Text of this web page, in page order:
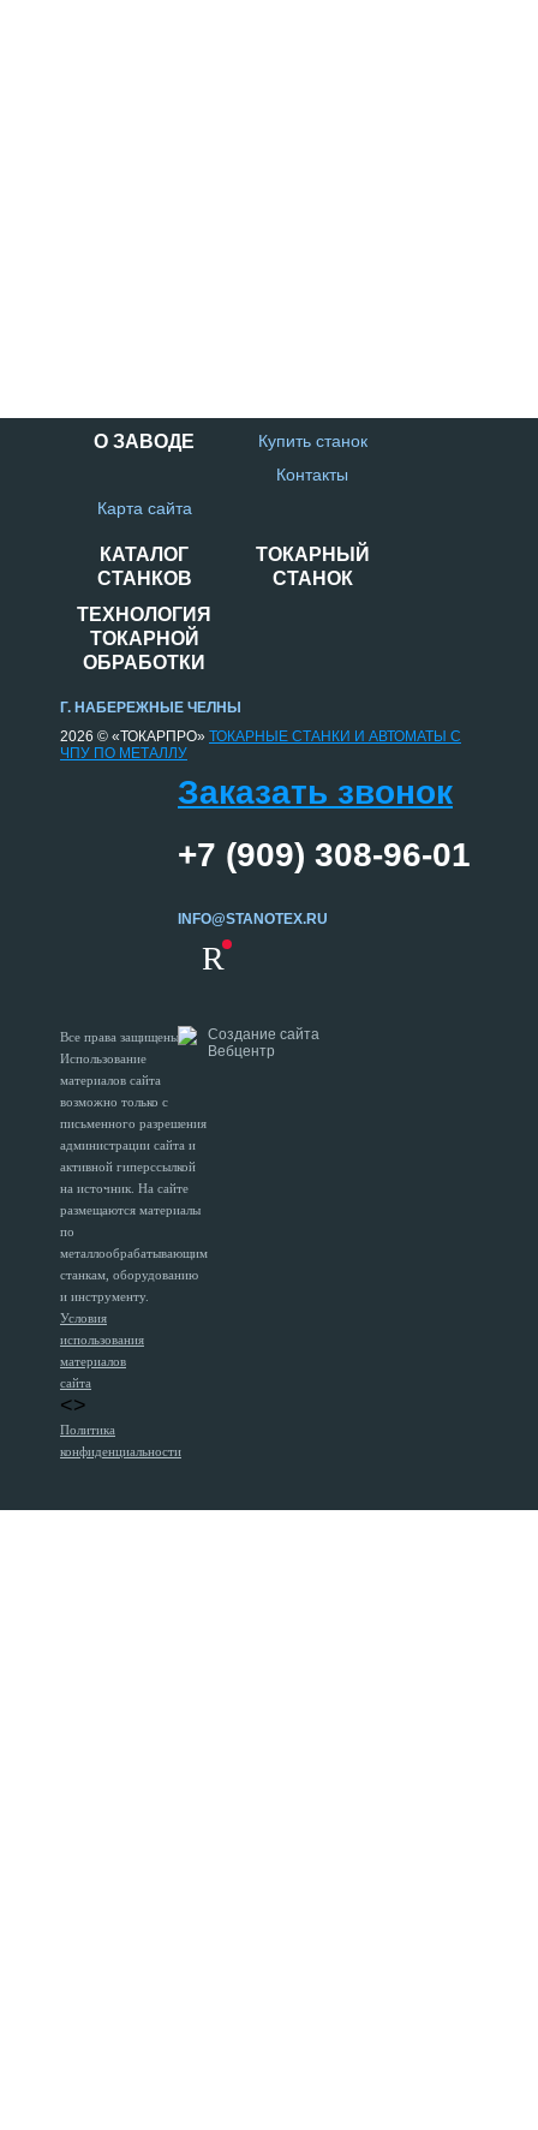
О ЗАВОДЕ
Купить станок
Контакты
Карта сайта
КАТАЛОГ
СТАНКОВ
ТОКАРНЫЙ
СТАНОК
ТЕХНОЛОГИЯ
ТОКАРНОЙ
ОБРАБОТКИ
Г. НАБЕРЕЖНЫЕ ЧЕЛНЫ
2026 © «ТОКАРПРО» ТОКАРНЫЕ СТАНКИ И АВТОМАТЫ С
ЧПУ ПО МЕТАЛЛУ
Заказать звонок
+7 (909) 308-96-01
INFO@STANOTEX.RU
R
Все права защищены.
Использование
материалов сайта
возможно только с
письменного разрешения
администрации сайта и
активной гиперссылкой
на источник. На сайте
размещаются материалы
по
металлообрабатывающим
станкам, оборудованию
и инструменту.
Условия
использования
материалов
сайта
<>
Политика
конфиденциальности
Создание сайта
Вебцентр